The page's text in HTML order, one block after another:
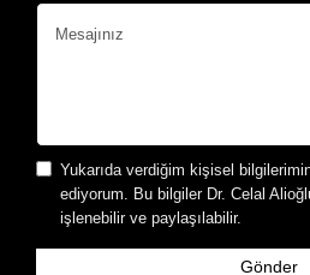
Yukarıda verdiğim kişisel
ediyorum. Bu bilgiler Dr. Celal
işlenebilir ve paylaşılabilir.